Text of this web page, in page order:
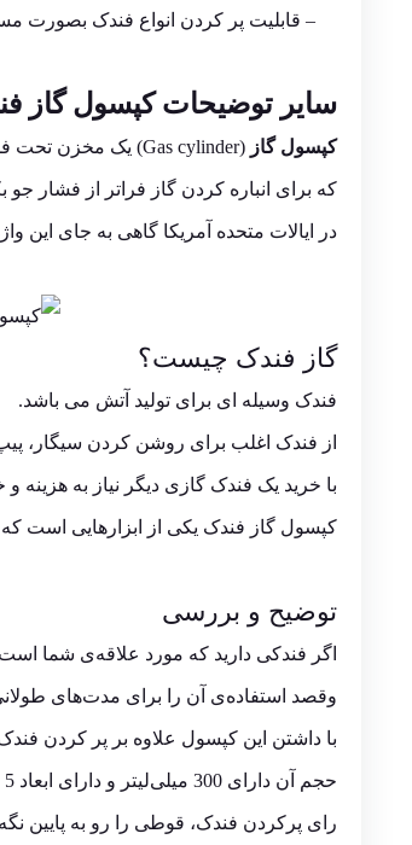
– قابلیت پر کردن انواع فندک بصورت
سایر توضیحات کپسول گاز
کپسول گاز (
Gas cylinder) یک مخزن تحت
که برای انباره کردن گاز فراتر از فشار
در ایالات متحده آمریکا گاهی به جای این
گاز فندک چیست؟
فندک وسیله ای برای تولید آتش می باشد.
از فندک اغلب برای روشن کردن سیگار،
با خرید یک فندک گازی دیگر نیاز به هزینه
کپسول گاز فندک یکی از ابزارهایی است که
توضیح و بررسی
اگر فندکی دارید که مورد علاقه‌ی شما است
وقصد استفاده‌ی آن را برای مدت‌های طولانی
با داشتن این کپسول علاوه بر پر کردن
حجم آن دارای 300 میلی‌لیتر و دارای ابعاد 5 × 5 × 23 سانتی‌متر است.
رای پرکردن فندک، قوطی را رو به پایین